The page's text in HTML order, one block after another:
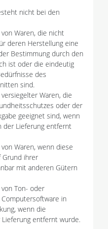
nicht bei den
Waren, die nicht
deren Herstellung eine
Bestimmung durch den
ist oder die eindeutig
des
sind.
Waren, die
oder der
geeignet sind, wenn
der Lieferung entfernt
Waren, wenn diese
Grund ihrer
mit anderen Gütern
Ton- oder
in
wenn die
entfernt wurde.